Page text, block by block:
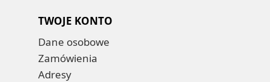
TWOJE KONTO
Dane osobowe
Zamówienia
Adresy